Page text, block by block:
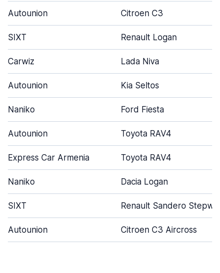
Autounion Citroen C3
SIXT Renault Logan
Carwiz Lada Niva
Autounion Kia Seltos
Naniko Ford Fiesta
Autounion Toyota RAV4
Express Car Armenia Toyota RAV4
Naniko Dacia Logan
SIXT Renault Sandero
Autounion Citroen C3 Aircross